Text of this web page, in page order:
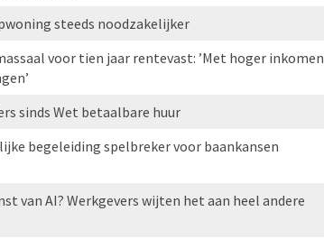
steeds noodzakelijker
voor tien jaar rentevast: ’Met hoger inkomen
sinds Wet betaalbare huur
begeleiding spelbreker voor baankansen
van AI? Werkgevers wijten het aan heel andere